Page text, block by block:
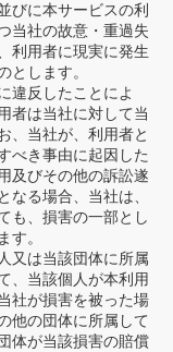
びに本サービスの利
当社の故意・重過失
利用者に現実に発生
とします。
違反したことによ
者は当社に対して当
、当社が、利用者と
べき事由に起因した
及びその他の訴訟遂
なる場合、当社は、
も、損害の一部とし
す。
又は当該団体に所属
、当該個人が本利用
社が損害を被った場
他の団体に所属して
体が当該損害の賠償